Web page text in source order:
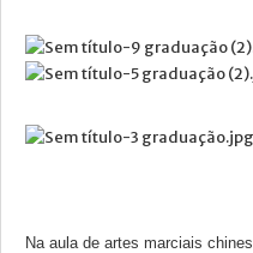
Na aula de artes marciais